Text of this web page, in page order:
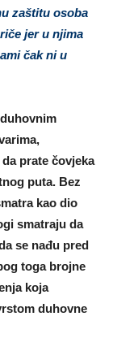
zaštitu osoba
jer u njima
čak ni u
prate čovjeka
puta. Bez
kao dio
smatraju da
se nađu pred
toga brojne
koja
duhovne